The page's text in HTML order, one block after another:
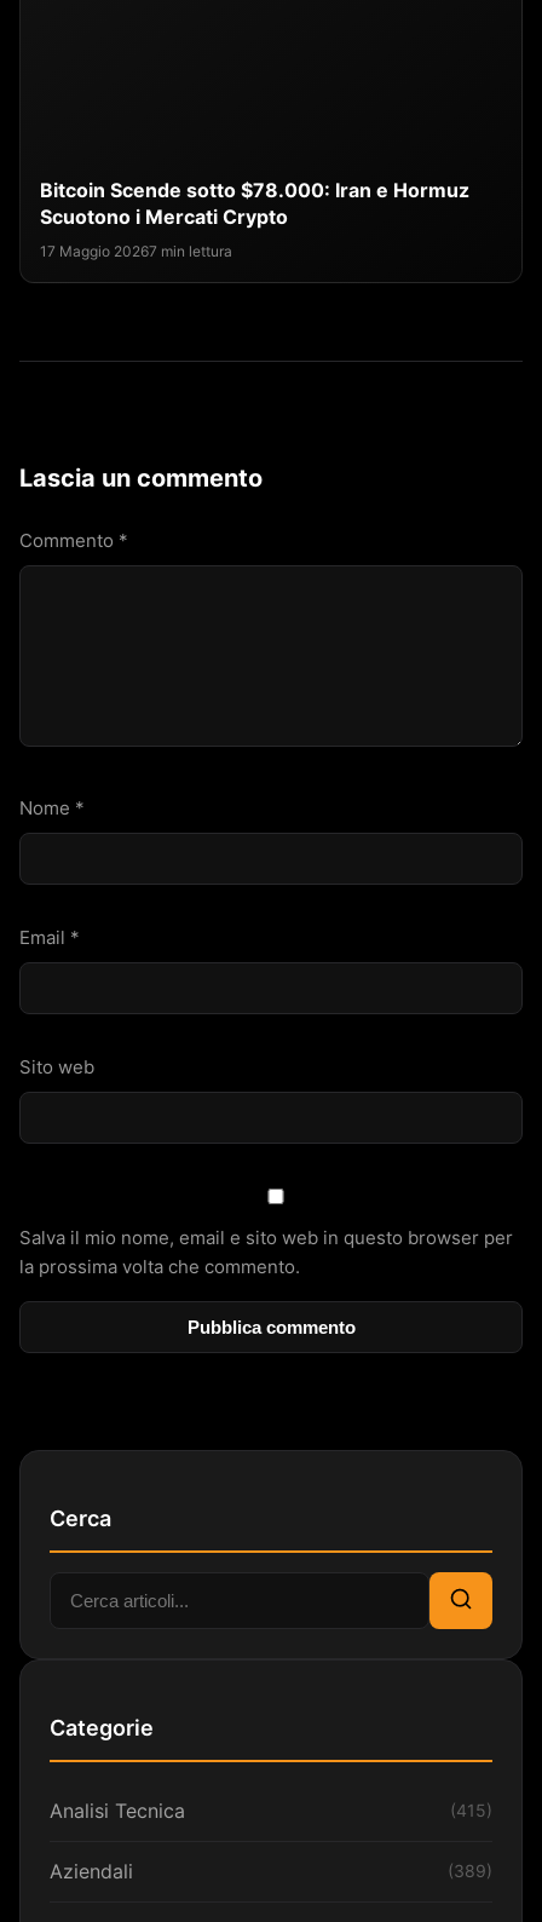
Bitcoin Scende sotto $78.000: Iran e Hormuz
Scuotono i Mercati Crypto
17 Maggio 20267 min lettura
Lascia un commento
Commento *
Nome *
Email *
Sito web
Salva il mio nome, email e sito web in questo browser per
la prossima volta che commento.
Cerca
Cerca:
Cerca
Categorie
Analisi Tecnica (415)
Aziendali (389)